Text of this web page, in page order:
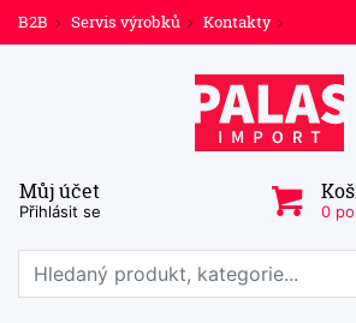
B2B Servis výrobků Kontakty
Můj účet
Přihlásit se 0
Prohledat web